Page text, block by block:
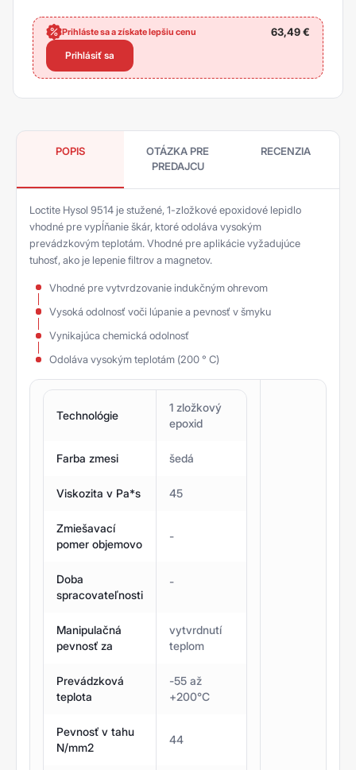
Prihláste sa a získate lepšiu cenu 63,49€
Prihlásiť sa
POPIS
OTÁZKA PRE
PREDAJCU
RECENZIA
Loctite Hysol 9514 je stužené, 1-zložkové epoxidové lepidlo
vhodné pre vypĺňanie škár, ktoré odoláva vysokým
prevádzkovým teplotám. Vhodné pre aplikácie vyžadujúce
tuhosť, ako je lepenie filtrov a magnetov.
Vhodné pre vytvrdzovanie indukčným ohrevom
Vysoká odolnosť voči lúpanie a pevnosť v šmyku
Vynikajúca chemická odolnosť
Odoláva vysokým teplotám (200 ° C)
Technológie
1 zložkový
epoxid
Farba zmesi šedá
Viskozita v Pa*s 45
Zmiešavací
pomer objemovo
-
Doba
spracovateľnosti
-
Manipulačná
pevnosť za
vytvrdnutí
teplom
Prevádzková
teplota
-55 až
+200°C
Pevnosť v tahu
N/mm2
44